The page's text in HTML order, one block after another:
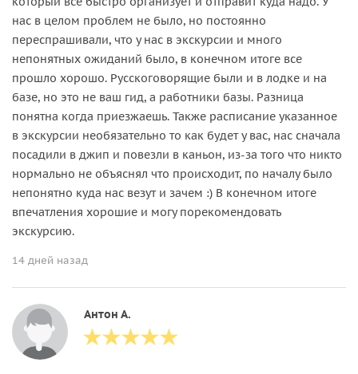
нас в целом проблем не было, но постоянно
переспрашивали, что у нас в экскурсии и много
непонятных ожиданий было, в конечном итоге все
прошло хорошо. Русскоговорящие были и в лодке и на
базе, но это не ваш гид, а работники базы. Разница
понятна когда приезжаешь. Также расписание указанное
в экскурсии необязательно то как будет у вас, нас сначала
посадили в джип и повезли в каньон, из-за того что никто
нормально не объяснял что происходит, по началу было
непонятно куда нас везут и зачем :) В конечном итоге
впечатления хорошие и могу порекомендовать
экскурсию.
14 дней назад
Антон А.